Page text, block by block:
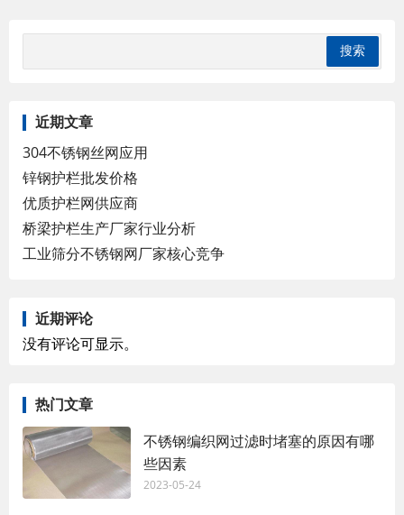
出矫正，需将其基础重新夯实后再打入,或
调整立柱位置。施工中接近深度时应注意
控制锤击…
近期文章
304不锈钢丝网应用
锌钢护栏批发价格
优质护栏网供应商
桥梁护栏生产厂家行业分析
工业筛分不锈钢网厂家核心竞争
近期评论
没有评论可显示。
热门文章
不锈钢编织网过滤时堵塞的原因有哪
些因素
2023-05-24